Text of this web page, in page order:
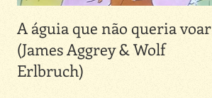
A águia que não queria voar
(James Aggrey & Wolf
Erlbruch)